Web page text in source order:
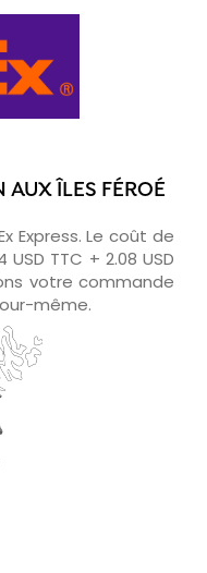
AUX ÎLES FÉROÉ
Express. Le coût de
TTC + 2.08 USD
votre commande
même.